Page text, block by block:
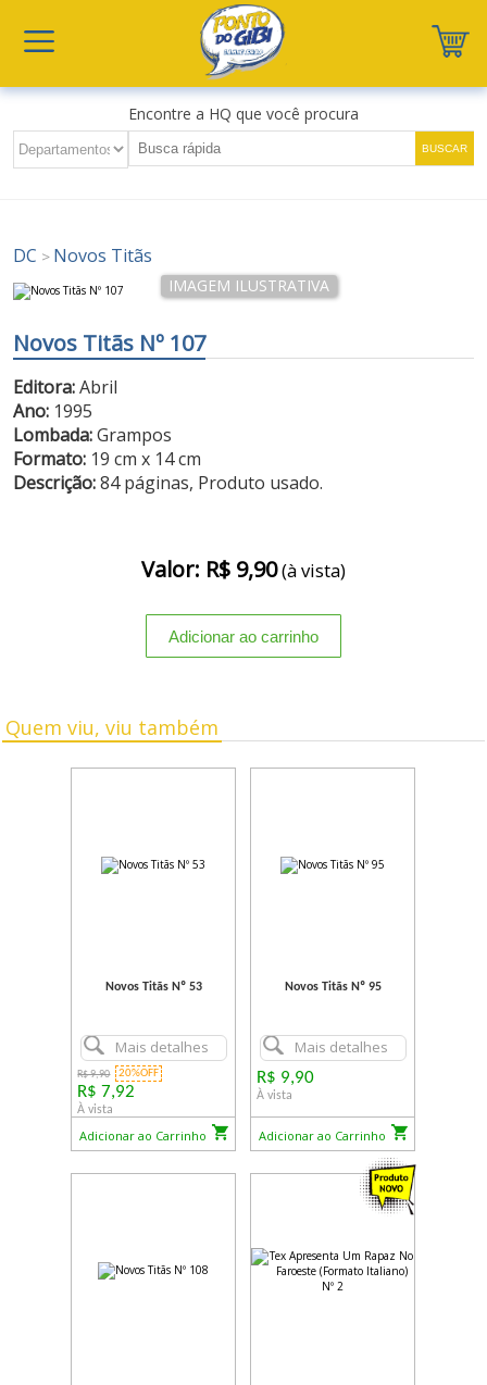
Encontre a HQ que você procura
DC > Novos Titãs
Novos Titãs Nº 107
Editora:Abril
Ano: 1995
Lombada:Grampos
Formato: 19 cm x 14 cm
Descrição:84 páginas, Produto usado.
Valor: R$ 9,90(à vista)
Quem viu, viu também
Novos Titãs Nº 53
Mais detalhes
R$ 9,90 20%OFF
R$ 7,92
À vista
Adicionar ao Carrinho
Novos Titãs Nº 95
Mais detalhes
R$ 9,90
À vista
Adicionar ao Carrinho